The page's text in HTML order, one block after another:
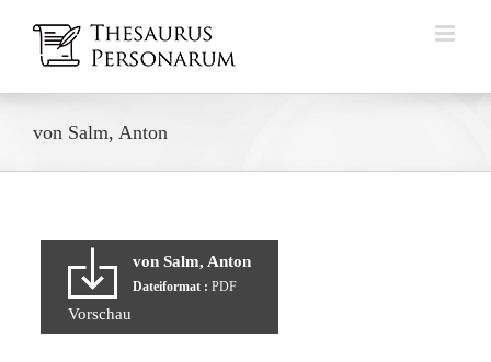
Inhalt
springen
von Salm, Anton
von Salm, Anton
Dateiformat : PDF
Vorschau